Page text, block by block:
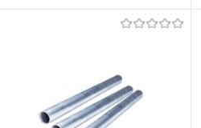
Купить в 1 клик
Сравнение
В избранное